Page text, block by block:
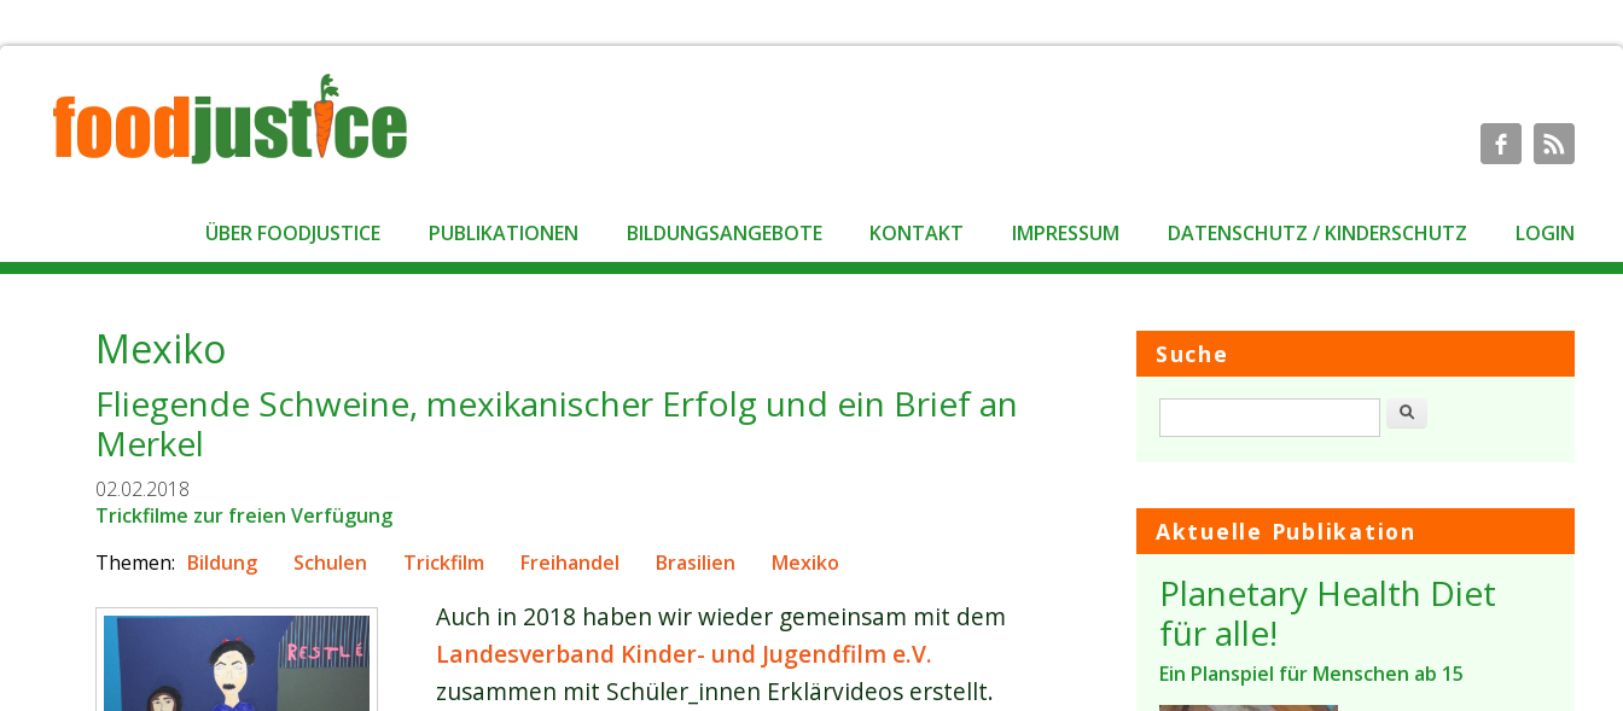
ÜBER FOODJUSTICE PUBLIKATIONEN BILDUNGSANGEBOTE KONTAKT IMPRESSUM DATENSCHUTZ / KINDERSCHUTZ LOGIN
Mexiko
Fliegende Schweine, mexikanischer Erfolg und ein Brief an
Merkel
02.02.2018
Trickfilme zur freien Verfügung
Themen: Bildung Schulen Trickfilm Freihandel Brasilien Mexiko
Auch in 2018 haben wir wieder gemeinsam mit dem
Landesverband Kinder- und Jugendfilm e.V.
zusammen mit Schüler_innen Erklärvideos erstellt.
Suche
Suche
Aktuelle Publikation
Planetary Health Diet
für alle!
Ein Planspiel für Menschen ab 15